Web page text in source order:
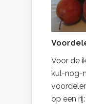
Voor de
kul-nog-
op een rij: